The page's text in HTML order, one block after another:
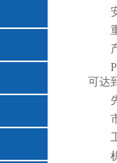
可达